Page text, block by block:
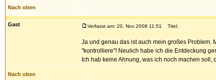
Nach oben
Gast Verfasst am: 20. Nov 2008 11:51 Titel:
Ja und genau das ist auch mein großes Problem.
"kontrolliere"! Neulich habe ich die Entdeckung
Ich hab keine Ahnung, was ich noch machen
Nach oben